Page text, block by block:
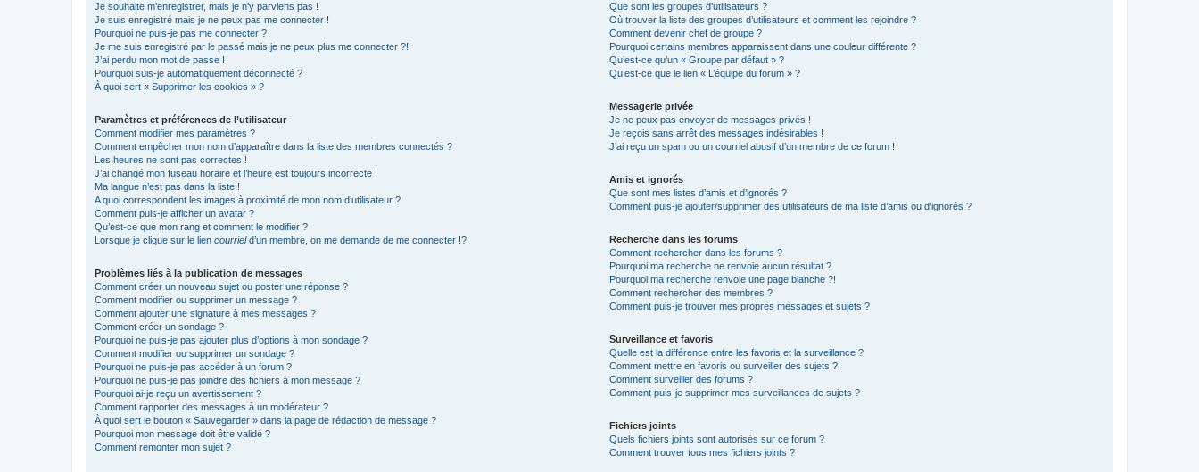
Je souhaite m’enregistrer, mais je n’y parviens pas !
Je suis enregistré mais je ne peux pas me connecter !
Pourquoi ne puis-je pas me connecter ?
Je me suis enregistré par le passé mais je ne peux plus me connecter ?!
J’ai perdu mon mot de passe !
Pourquoi suis-je automatiquement déconnecté ?
À quoi sert « Supprimer les cookies » ?
Paramètres et préférences de l’utilisateur
Comment modifier mes paramètres ?
Comment empêcher mon nom d’apparaître dans la liste des membres connectés ?
Les heures ne sont pas correctes !
J’ai changé mon fuseau horaire et l’heure est toujours incorrecte !
Ma langue n’est pas dans la liste !
A quoi correspondent les images à proximité de mon nom d’utilisateur ?
Comment puis-je afficher un avatar ?
Qu’est-ce que mon rang et comment le modifier ?
Lorsque je clique sur le lien courrield’un membre, on me demande de me connecter !?
Problèmes liés à la publication de messages
Comment créer un nouveau sujet ou poster une réponse ?
Comment modifier ou supprimer un message ?
Comment ajouter une signature à mes messages ?
Comment créer un sondage ?
Pourquoi ne puis-je pas ajouter plus d’options à mon sondage ?
Comment modifier ou supprimer un sondage ?
Pourquoi ne puis-je pas accéder à un forum ?
Pourquoi ne puis-je pas joindre des fichiers à mon message ?
Pourquoi ai-je reçu un avertissement ?
Comment rapporter des messages à un modérateur ?
À quoi sert le bouton « Sauvegarder » dans la page de rédaction de message ?
Pourquoi mon message doit être validé ?
Comment remonter mon sujet ?
Que sont les groupes d’utilisateurs ?
Où trouver la liste des groupes d’utilisateurs et comment les rejoindre ?
Comment devenir chef de groupe ?
Pourquoi certains membres apparaissent dans une couleur différente ?
Qu’est-ce qu’un « Groupe par défaut » ?
Qu’est-ce que le lien « L’équipe du forum » ?
Messagerie privée
Je ne peux pas envoyer de messages privés !
Je reçois sans arrêt des messages indésirables !
J’ai reçu un spam ou un courriel abusif d’un membre de ce forum !
Amis et ignorés
Que sont mes listes d’amis et d’ignorés ?
Comment puis-je ajouter/supprimer des utilisateurs de ma liste d’amis ou d’ignorés ?
Recherche dans les forums
Comment rechercher dans les forums ?
Pourquoi ma recherche ne renvoie aucun résultat ?
Pourquoi ma recherche renvoie une page blanche ?!
Comment rechercher des membres ?
Comment puis-je trouver mes propres messages et sujets ?
Surveillance et favoris
Quelle est la différence entre les favoris et la surveillance ?
Comment mettre en favoris ou surveiller des sujets ?
Comment surveiller des forums ?
Comment puis-je supprimer mes surveillances de sujets ?
Fichiers joints
Quels fichiers joints sont autorisés sur ce forum ?
Comment trouver tous mes fichiers joints ?